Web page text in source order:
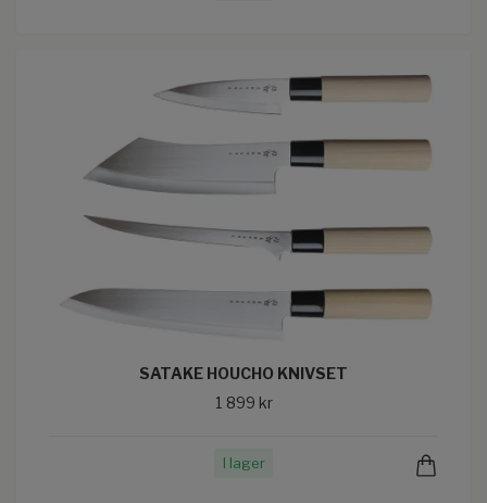
SATAKE HOUCHO KNIVSET
1 899 kr
I lager